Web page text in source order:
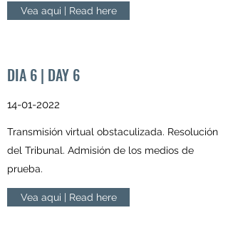
Vea aqui | Read here
DIA 6 | DAY 6
14-01-2022
Transmisión virtual obstaculizada. Resolución
del Tribunal. Admisión de los medios de
prueba.
Vea aqui | Read here